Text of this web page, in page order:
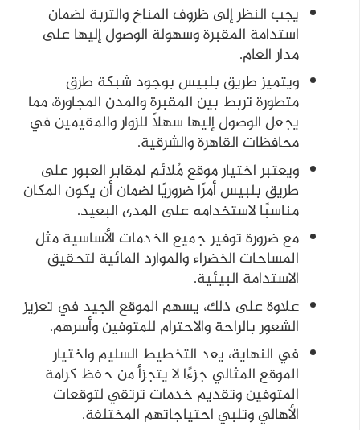
يجب النظر إلى ظروف المناخ والتربة لضمان
استدامة المقبرة وسهولة الوصول إليها على
مدار العام.
ويتميز طريق بلبيس بوجود شبكة طرق
متطورة تربط بين المقبرة والمدن المجاورة، مما
يجعل الوصول إليها سهلاً للزوار والمقيمين في
محافظات القاهرة والشرقية.
ويعتبر اختيار موقع مُلائم لمقابر العبور على
طريق بلبيس أمرًا ضروريًا لضمان أن يكون المكان
مناسبًا لاستخدامه على المدى البعيد.
مع ضرورة توفير جميع الخدمات الأساسية مثل
المساحات الخضراء والموارد المائية لتحقيق
الاستدامة البيئية.
علاوة على ذلك، يسهم الموقع الجيد في تعزيز
الشعور بالراحة والاحترام للمتوفين وأسرهم.
في النهاية، يعد التخطيط السليم واختيار
الموقع المثالي جزءًا لا يتجزأ من حفظ كرامة
المتوفين وتقديم خدمات ترتقي لتوقعات
الأهالي وتلبي احتياجاتهم المختلفة.